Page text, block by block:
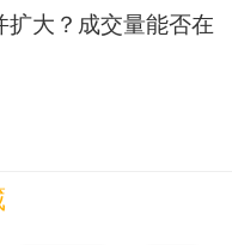
大？成交量能否在